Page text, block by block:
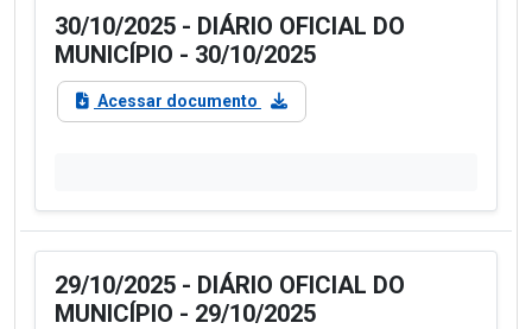
30/10/2025 - DIÁRIO OFICIAL DO
MUNICÍPIO - 30/10/2025
Acessar documento
29/10/2025 - DIÁRIO OFICIAL DO
MUNICÍPIO - 29/10/2025